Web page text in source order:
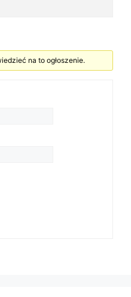
na to ogłoszenie.